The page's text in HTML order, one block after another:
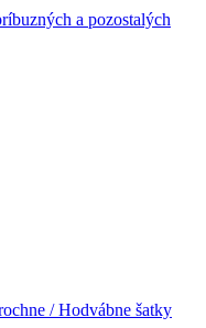
a pozostalých
/ Hodvábne šatky